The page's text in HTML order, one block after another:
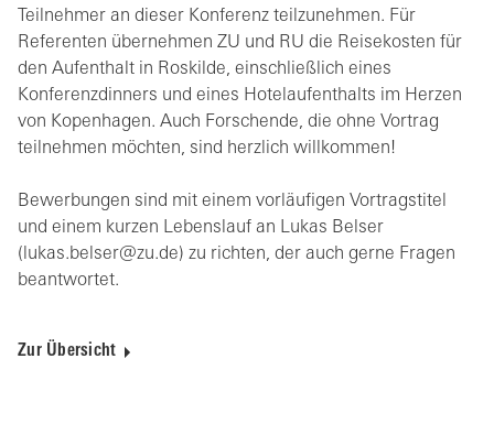
Teilnehmer an dieser Konferenz teilzunehmen. Für
Referenten übernehmen ZU und RU die Reisekosten für
den Aufenthalt in Roskilde, einschließlich eines
Konferenzdinners und eines Hotelaufenthalts im Herzen
von Kopenhagen. Auch Forschende, die ohne Vortrag
teilnehmen möchten, sind herzlich willkommen!
Bewerbungen sind mit einem vorläufigen Vortragstitel
und einem kurzen Lebenslauf an Lukas Belser
(lukas.belser@zu.de) zu richten, der auch gerne Fragen
beantwortet.
Zur Übersicht